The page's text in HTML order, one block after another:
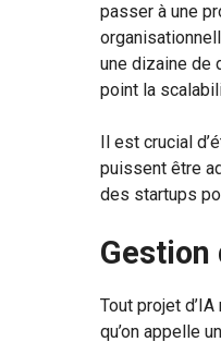
passer à une
une dizaine de
point la
Il est crucial
puissent être
des startups
Tout projet
qu’on appelle